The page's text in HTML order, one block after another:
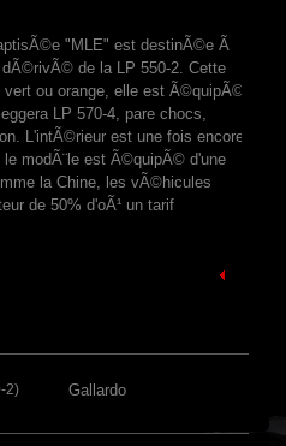
"MLE" est destinÃ©e Ã
de la LP 550-2. Cette
ou orange, elle est Ã©quipÃ©
LP 570-4, pare chocs,
L'intÃ©rieur est une fois encore
modÃ¨le est Ã©quipÃ© d'une
la Chine, les vÃ©hicules
de 50% d'oÃ¹ un tarif
2) Gallardo